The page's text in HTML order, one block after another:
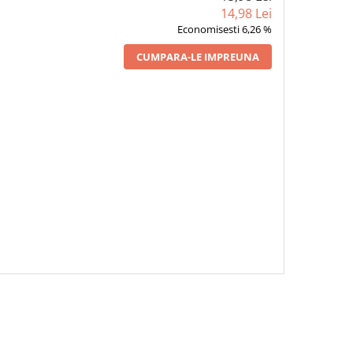
14,98 Lei
Economisesti 6,26 %
CUMPARA-LE IMPREUNA